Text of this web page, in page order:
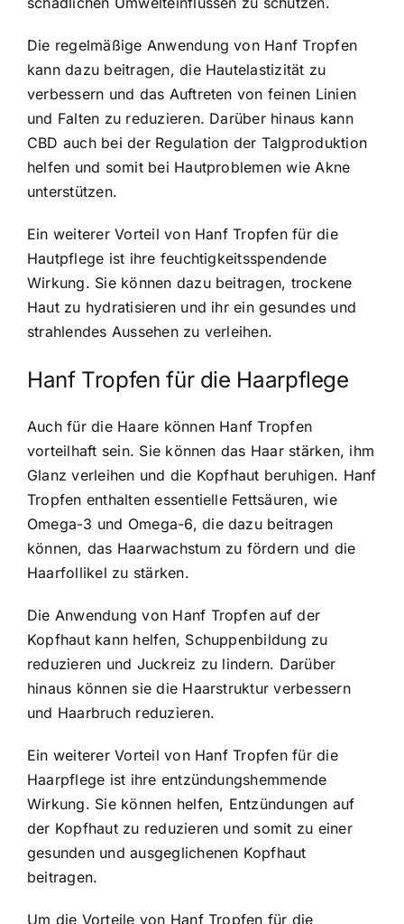
Die regelmäßige Anwendung von Hanf Tropfen
kann dazu beitragen, die Hautelastizität zu
verbessern und das Auftreten von feinen Linien
und Falten zu reduzieren. Darüber hinaus kann
CBD auch bei der Regulation der Talgproduktion
helfen und somit bei Hautproblemen wie Akne
unterstützen.
Ein weiterer Vorteil von Hanf Tropfen für die
Hautpflege ist ihre feuchtigkeitsspendende
Wirkung. Sie können dazu beitragen, trockene
Haut zu hydratisieren und ihr ein gesundes und
strahlendes Aussehen zu verleihen.
Hanf Tropfen für die Haarpflege
Auch für die Haare können Hanf Tropfen
vorteilhaft sein. Sie können das Haar stärken, ihm
Glanz verleihen und die Kopfhaut beruhigen. Hanf
Tropfen enthalten essentielle Fettsäuren, wie
Omega-3 und Omega-6, die dazu beitragen
können, das Haarwachstum zu fördern und die
Haarfollikel zu stärken.
Die Anwendung von Hanf Tropfen auf der
Kopfhaut kann helfen, Schuppenbildung zu
reduzieren und Juckreiz zu lindern. Darüber
hinaus können sie die Haarstruktur verbessern
und Haarbruch reduzieren.
Ein weiterer Vorteil von Hanf Tropfen für die
Haarpflege ist ihre entzündungshemmende
Wirkung. Sie können helfen, Entzündungen auf
der Kopfhaut zu reduzieren und somit zu einer
gesunden und ausgeglichenen Kopfhaut
beitragen.
Um die Vorteile von Hanf Tropfen für die